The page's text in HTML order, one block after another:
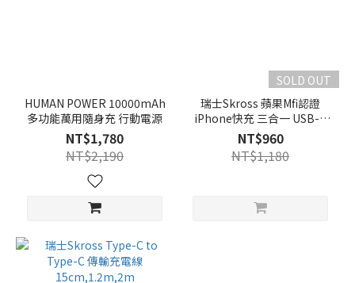
HUMAN POWER 10000mAh
多功能萬用隨身充 行動電源
NT$1,780
NT$2,190
SOLD OUT
瑞士Skross 蘋果Mfi認證
iPhone快充 三合一 USB-A
to Type-
C+Lightning+Micro-USB充
電線-1.2m
NT$960
NT$1,180